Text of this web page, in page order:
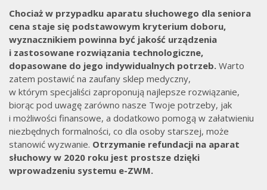
Chociaż w przypadku aparatu słuchowego dla seniora
cena staje się podstawowym kryterium doboru,
wyznacznikiem powinna być jakość urządzenia
i zastosowane rozwiązania technologiczne,
dopasowane do jego indywidualnych potrzeb. Warto
zatem postawić na zaufany sklep medyczny,
w którym specjaliści zaproponują najlepsze rozwiązanie,
biorąc pod uwagę zarówno nasze Twoje potrzeby, jak
i możliwości finansowe, a dodatkowo pomogą w załatwieniu
niezbędnych formalności, co dla osoby starszej, może
stanowić wyzwanie. Otrzymanie refundacji na aparat
słuchowy w 2020 roku jest prostsze dzięki
wprowadzeniu systemu e-ZWM.